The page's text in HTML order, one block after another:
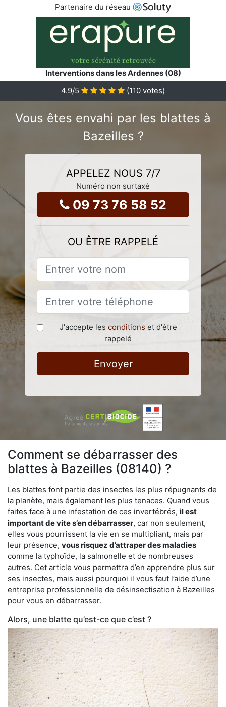
Partenaire du réseau
Interventions dans les Ardennes (08)
4.9/5 (110 votes)
Vous êtes envahi par les blattes à
Bazeilles ?
APPELEZ NOUS 7/7
Numéro non surtaxé
09 73 76 58 52
OU ÊTRE RAPPELÉ
J'accepte les conditions et d'être
rappelé
Envoyer
Comment se débarrasser des
blattes à Bazeilles (08140) ?
Les blattes font partie des insectes les plus répugnants de
la planète, mais également les plus tenaces. Quand vous
faites face à une infestation de ces invertébrés, il est
important de vite s’en débarrasser, car non seulement,
elles vous pourrissent la vie en se multipliant, mais par
leur présence, vous risquez d’attraper des maladies
comme la typhoïde, la salmonelle et de nombreuses
autres. Cet article vous permettra d’en apprendre plus sur
ses insectes, mais aussi pourquoi il vous faut l’aide d’une
entreprise professionnelle de désinsectisation à Bazeilles
pour vous en débarrasser.
Alors, une blatte qu’est-ce que c’est ?